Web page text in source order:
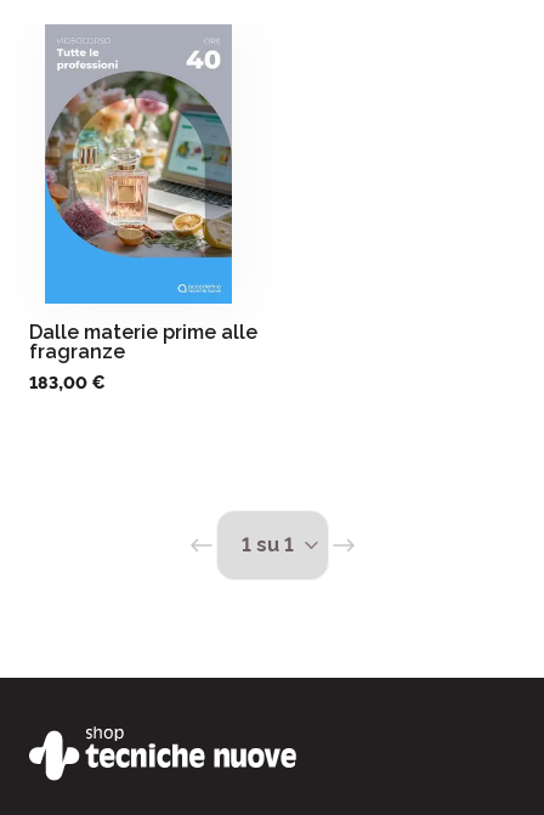
Dalle materie prime alle
fragranze
183,00 €